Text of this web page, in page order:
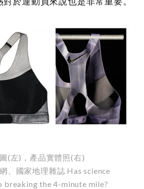
(左)，產品實體照(右)
、國家地理雜誌 Has science
breaking the 4-minute mile?